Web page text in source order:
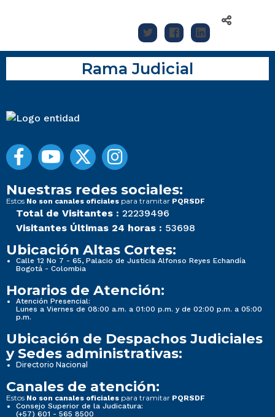
Rama Judicial
Nuestras redes sociales:
Estos No son canales oficiales para tramitar PQRSDF
Total de Visitantes : 22239496
Visitantes Últimas 24 horas : 53698
Ubicación Altas Cortes:
Calle 12 No 7 - 65, Palacio de Justicia Alfonso Reyes Echandía
Bogotá - Colombia
Horarios de Atención:
Atención Presencial:
Lunes a Viernes de 08:00 a.m. a 01:00 p.m. y de 02:00 p.m. a 05:00
p.m.
Ubicación de Despachos Judiciales
y Sedes administrativas:
Directorio Nacional
Canales de atención:
Estos No son canales oficiales para tramitar PQRSDF
Consejo Superior de la Judicatura:
(+57) 601 - 565 8500